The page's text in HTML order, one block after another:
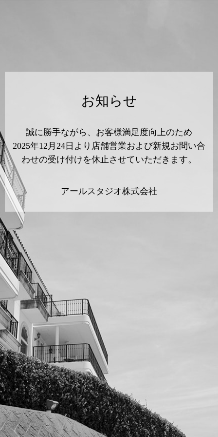
お知らせ
誠に勝手ながら、お客様満足度向上のため
2025年12月24日より店舗営業および新規お問い合
わせの受け付けを休止させていただきます。
アールスタジオ株式会社